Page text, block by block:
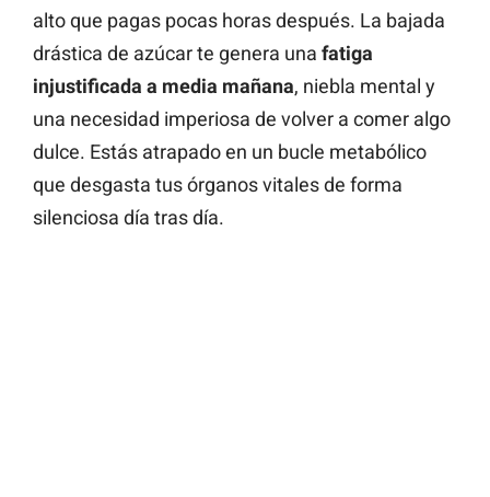
alto que pagas pocas horas después. La bajada
drástica de azúcar te genera una fatiga
injustificada a media mañana, niebla mental y
una necesidad imperiosa de volver a comer algo
dulce. Estás atrapado en un bucle metabólico
que desgasta tus órganos vitales de forma
silenciosa día tras día.